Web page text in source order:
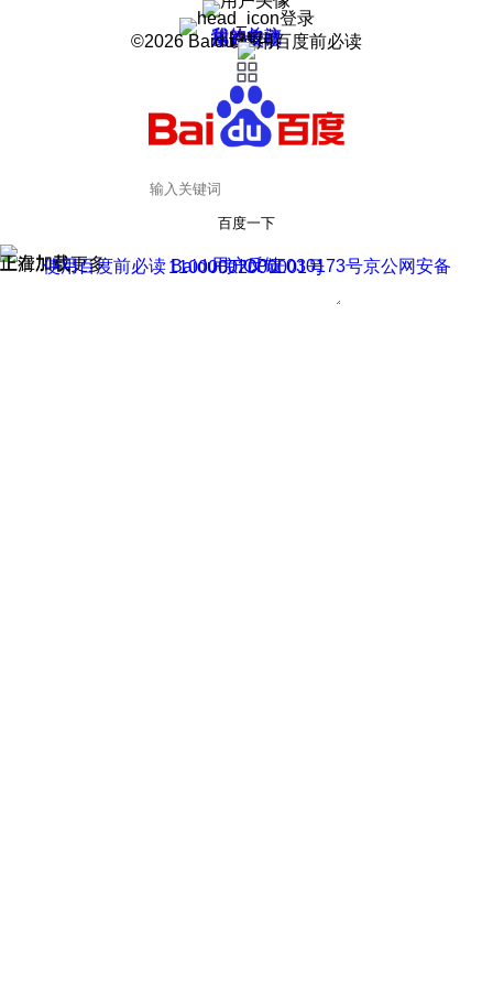
登录
我的关注
我的收藏
皮肤中心
用户反馈
设置
©2026 Baidu 使用百度前必读
百度一下
正在加载
上滑加载更多 用户反馈
使用百度前必读 Baidu 京ICP证030173号
京公网安备11000002000001号